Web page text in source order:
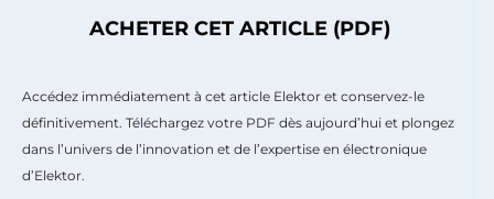
ACHETER CET ARTICLE (PDF)
Accédez immédiatement à cet article Elektor et conservez-le
définitivement. Téléchargez votre PDF dès aujourd’hui et plongez
dans l’univers de l’innovation et de l’expertise en électronique
d’Elektor.